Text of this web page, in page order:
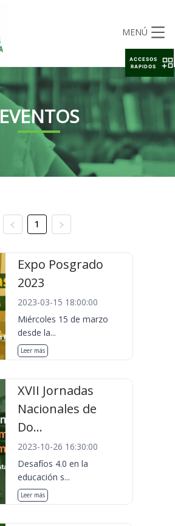
MENÚ
EVENTOS
1
Expo Posgrado
2023
2023-03-15 18:00:00
Miércoles 15 de marzo
desde la...
Leer más
XVII Jornadas
Nacionales de
Do...
2023-10-26 16:30:00
Desafíos 4.0 en la
educación s...
Leer más
ACCESOS
RAPIDOS